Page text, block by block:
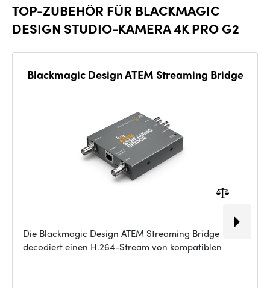
TOP-ZUBEHÖR FÜR BLACKMAGIC
DESIGN STUDIO-KAMERA 4K PRO G2
Blackmagic Design ATEM Streaming Bridge
Die Blackmagic Design ATEM Streaming Bridge
decodiert einen H.264-Stream von kompatiblen